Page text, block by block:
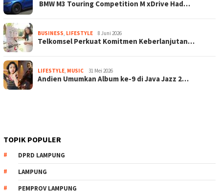
BMW M3 Touring Competition M xDrive Had…
BUSINESS LIFESTYLE 8 Juni 2026
Telkomsel Perkuat Komitmen Keberlanjutan…
LIFESTYLE MUSIC 31 Mei 2026
Andien Umumkan Album ke-9 di Java Jazz 2…
TOPIK POPULER
DPRD LAMPUNG
LAMPUNG
PEMPROV LAMPUNG